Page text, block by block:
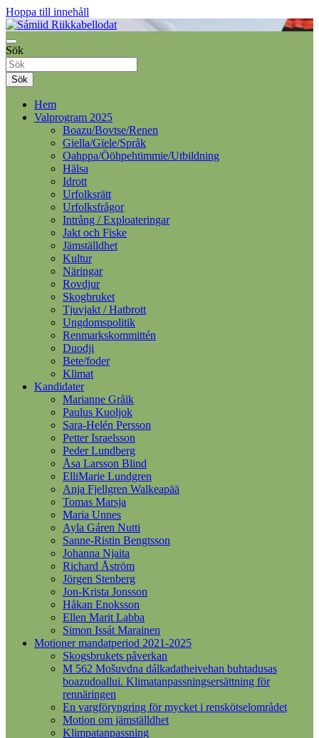
Hoppa till innehåll
Sámiid Riikkabellodat
Samelandspartiet
Sök
Sök
Hem
Valprogram 2025
Boazu/Bovtse/Renen
Giella/Gïele/Språk
Oahppa/Ööhpehtimmie/Utbildning
Hälsa
Idrott
Urfolksrätt
Urfolksfrågor
Intrång / Exploateringar
Jakt och Fiske
Jämställdhet
Kultur
Näringar
Rovdjur
Skogbruket
Tjuvjakt / Hatbrott
Ungdomspolitik
Renmarkskommittén
Duodji
Bete/foder
Klimat
Kandidater
Marianne Gråik
Paulus Kuoljok
Sara-Helén Persson
Petter Israelsson
Peder Lundberg
Åsa Larsson Blind
ElliMarie Lundgren
Anja Fjellgren Walkeapää
Tomas Marsja
Maria Unnes
Ayla Gáren Nutti
Sanne-Ristin Bengtsson
Johanna Njaita
Richard Åström
Jörgen Stenberg
Jon-Krista Jonsson
Håkan Enoksson
Ellen Marit Labba
Simon Issát Marainen
Motioner mandatperiod 2021-2025
Skogsbrukets påverkan
M 562 Mošuvdna dálkadatheivehan buhtadusas
boazudoallui. Klimatanpassningsersättning för
rennäringen
En vargföryngring för mycket i renskötselområdet
Motion om jämställdhet
Klimpatanpassning